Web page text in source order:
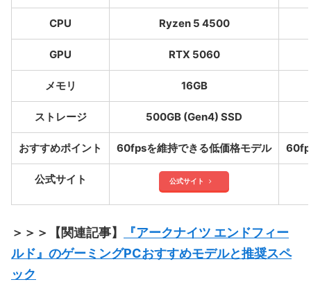
CPU Ryzen 5 4500
GPU RTX 5060
メモリ 16GB
ストレージ 500GB (Gen4) SSD
おすすめポイント 60fpsを維持できる低価格モデル
公式サイト 公式サイト
＞＞＞【関連記事】
『アークナイツ エンドフィー
ルド』のゲーミングPCおすすめモデルと推奨スペ
ック